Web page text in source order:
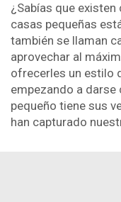
¿Sabías que
casas pequeñas
también se llaman
aprovechar al
ofrecerles un estilo
empezando a darse
pequeño tiene sus
han capturado